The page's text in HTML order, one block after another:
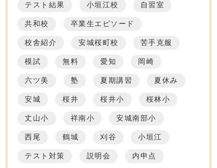
テスト結果 小垣江校 自習室
共和校 卒業生エピソード
校舎紹介 安城桜町校 苦手克服
模試 無料 愛知 岡崎
六ツ美 塾 夏期講習 夏休み
安城 桜井 桜井小 桜林小
丈山小 祥南小 安城南部小
西尾 鶴城 刈谷 小垣江
テスト対策 説明会 内申点